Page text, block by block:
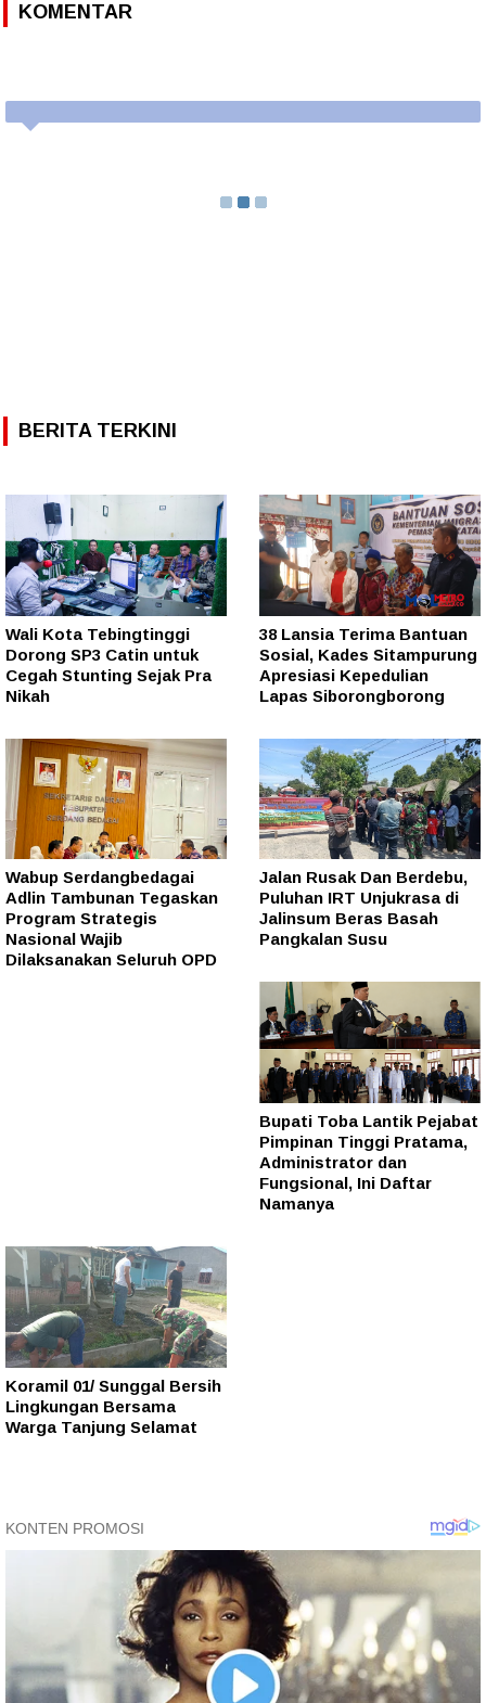
KOMENTAR
BERITA TERKINI
Wali Kota Tebingtinggi
Dorong SP3 Catin untuk
Cegah Stunting Sejak Pra
Nikah
38 Lansia Terima Bantuan
Sosial, Kades Sitampurung
Apresiasi Kepedulian
Lapas Siborongborong
Wabup Serdangbedagai
Adlin Tambunan Tegaskan
Program Strategis
Nasional Wajib
Dilaksanakan Seluruh OPD
Jalan Rusak Dan Berdebu,
Puluhan IRT Unjukrasa di
Jalinsum Beras Basah
Pangkalan Susu
Bupati Toba Lantik Pejabat
Pimpinan Tinggi Pratama,
Administrator dan
Fungsional, Ini Daftar
Namanya
Koramil 01/ Sunggal Bersih
Lingkungan Bersama
Warga Tanjung Selamat